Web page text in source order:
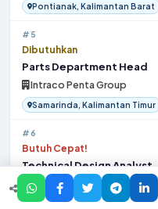
Pontianak, Kalimantan Barat
#5
Dibutuhkan
Parts Department Head
Intraco Penta Group
Samarinda, Kalimantan Timur
#6
Butuh Cepat!
Technical Design Analyst
PT. Trakindo Utama
Balikpapan, Kalimantan Timur